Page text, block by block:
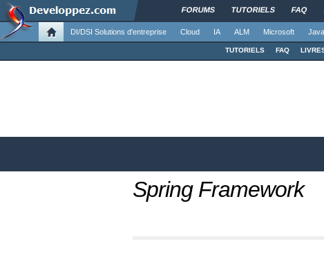
FORUMS TUTORIELS FAQ
DI/DSI Solutions d'entreprise Cloud IA ALM Microsoft Java
TUTORIELS FAQ
Spring Framework